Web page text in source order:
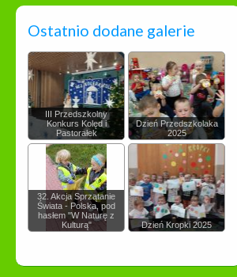
Ostatnio dodane galerie
III Przedszkolny
Konkurs Kolęd i
Pastorałek
Dzień Przedszkolaka
2025
32. Akcja Sprzątanie
Świata - Polska, pod
hasłem "W Naturę z
Kulturą"
Dzień Kropki 2025